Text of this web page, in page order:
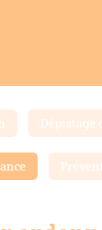
Dépistage